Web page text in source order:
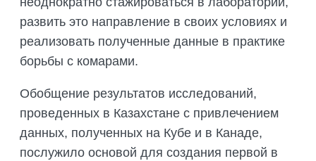
развить это направление в своих условиях и
реализовать полученные данные в практике
борьбы с комарами.
Обобщение результатов исследований,
проведенных в Казахстане с привлечением
данных, полученных на Кубе и в Канаде,
послужило основой для создания первой в